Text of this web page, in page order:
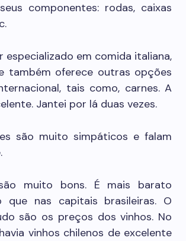
componentes: rodas, caixas
especializado em comida italiana,
também oferece outras opções
tais como, carnes. A
Jantei por lá duas vezes.
são muito simpáticos e falam
muito bons. É mais barato
que nas capitais brasileiras. O
são os preços dos vinhos. No
vinhos chilenos de excelente